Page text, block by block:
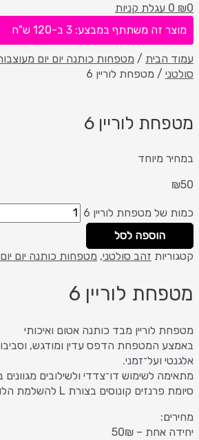
₪0
0 עגלת קניות
מוצר זה משתתף במבצע: 3 ב-120 ש"ח
עמוד הבית / מטפחות כותנה יום יום
סולטני / מטפחת לוריין 6
מטפחת לוריין 6
במחיר מיוחד
₪50
כמות של מטפחת לוריין 6
הוספה לסל
קטגוריות זהב סולטני, מטפחות כותנה יום
מטפחת לוריין 6
מטפחת לוריין מבד כותנה אטום ואיכותי
באמצע המטפחת הדפס עדין ומודגש, וסביבו
אלגנטי ועל־זמני.
מתאימה לשימוש דו־צדדי ולשילובים
סיומת פרנזים קונוסים בצורת L להשלמת הלוק
מחירים:
יחידה אחת – 50₪